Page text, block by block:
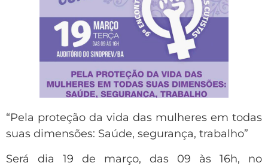
“Pela proteção da vida das mulheres em todas
suas dimensões: Saúde, segurança, trabalho”
Será dia 19 de março, das 09 às 16h, no